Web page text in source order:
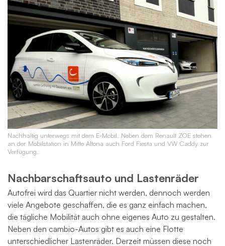
Nachhaltig unterwegs mit dem E-Mobil. Neben dem Renault ZOE stehen
an der Mobilstation in Mitte Altona auch Ford Fiesta und VW Caddy zur
Verfügung.
Nachbarschaftsauto und Lastenräder
Autofrei wird das Quartier nicht werden, dennoch werden
viele Angebote geschaffen, die es ganz einfach machen,
die tägliche Mobilität auch ohne eigenes Auto zu gestalten.
Neben den cambio-Autos gibt es auch eine Flotte
unterschiedlicher Lastenräder. Derzeit müssen diese noch